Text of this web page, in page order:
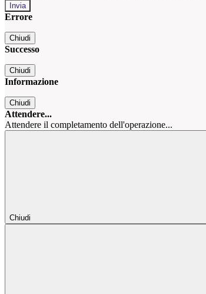
Errore
Chiudi
Successo
Chiudi
Informazione
Chiudi
Attendere...
Attendere il completamento dell'operazione...
Chiudi